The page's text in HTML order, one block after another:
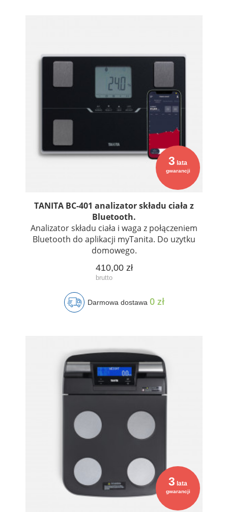
3 lata
gwarancji
TANITA BC-401 analizator składu ciała z
Bluetooth.
Analizator składu ciała i waga z połączeniem
Bluetooth do aplikacji myTanita. Do uzytku
domowego.
410,00 zł
Darmowa dostawa 0 zł
3 lata
gwarancji